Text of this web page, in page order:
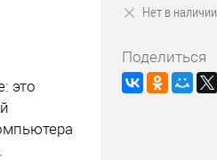
это
Нет в наличии
Поделиться